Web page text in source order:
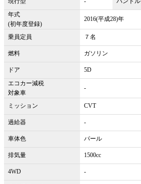
年式
(初年度登録)
2016(平成28)年
乗員定員 ７名
燃料 ガソリン
ドア
5D
エコカー減税
対象車
-
ミッション CVT
過給器 -
車体色 パール
排気量 1500cc
4WD -